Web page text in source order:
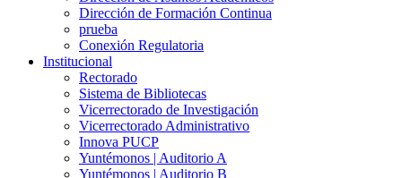
Dirección de Formación Continua
prueba
Conexión Regulatoria
Institucional
Rectorado
Sistema de Bibliotecas
Vicerrectorado de Investigación
Vicerrectorado Administrativo
Innova PUCP
Yuntémonos | Auditorio A
Yuntémonos | Auditorio B